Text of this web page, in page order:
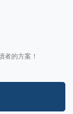
的方案！